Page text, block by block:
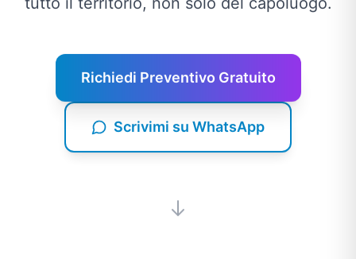
Richiedi Preventivo Gratuito
Scrivimi su WhatsApp